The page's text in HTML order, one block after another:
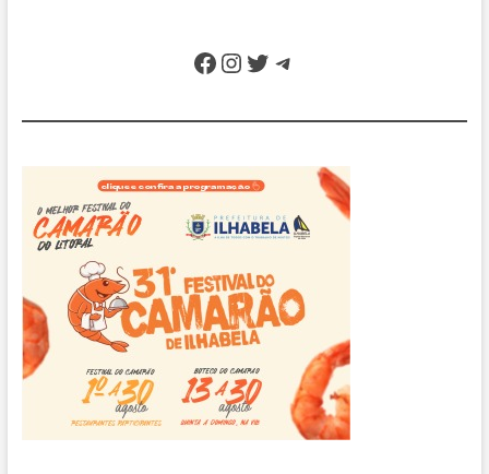
e
Facebook
Instagram
Twitter
Telegram